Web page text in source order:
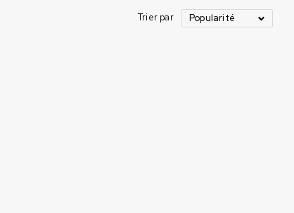
Trier par Popularité